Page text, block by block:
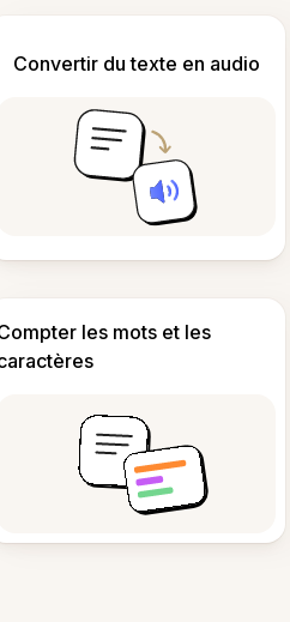
Convertir du texte en audio
les mots et les